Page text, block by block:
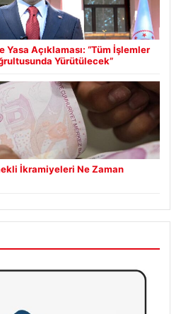
Yasa Açıklaması: “Tüm İşlemler
Yürütülecek”
İkramiyeleri Ne Zaman